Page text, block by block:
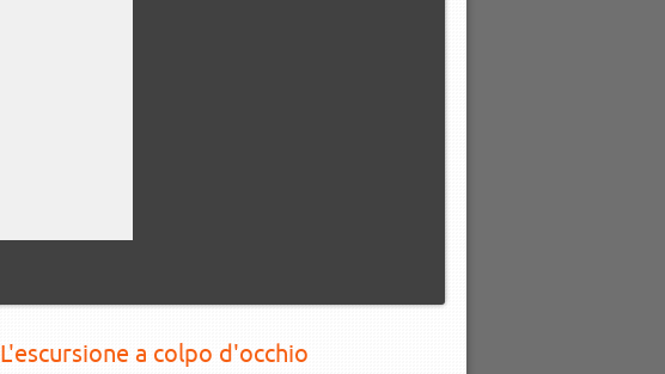
L'escursione a colpo d'occhio